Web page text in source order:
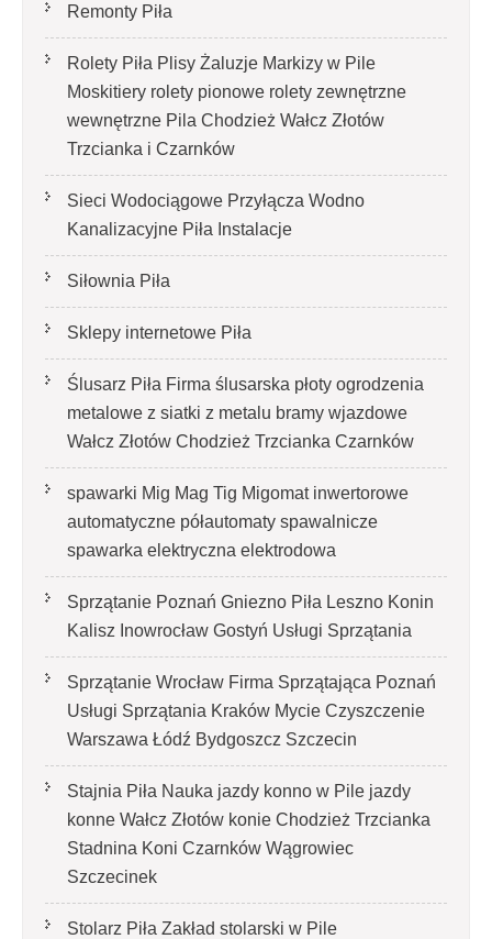
Remonty Piła
Rolety Piła Plisy Żaluzje Markizy w Pile
Moskitiery rolety pionowe rolety zewnętrzne
wewnętrzne Pila Chodzież Wałcz Złotów
Trzcianka i Czarnków
Sieci Wodociągowe Przyłącza Wodno
Kanalizacyjne Piła Instalacje
Siłownia Piła
Sklepy internetowe Piła
Ślusarz Piła Firma ślusarska płoty ogrodzenia
metalowe z siatki z metalu bramy wjazdowe
Wałcz Złotów Chodzież Trzcianka Czarnków
spawarki Mig Mag Tig Migomat inwertorowe
automatyczne półautomaty spawalnicze
spawarka elektryczna elektrodowa
Sprzątanie Poznań Gniezno Piła Leszno Konin
Kalisz Inowrocław Gostyń Usługi Sprzątania
Sprzątanie Wrocław Firma Sprzątająca Poznań
Usługi Sprzątania Kraków Mycie Czyszczenie
Warszawa Łódź Bydgoszcz Szczecin
Stajnia Piła Nauka jazdy konno w Pile jazdy
konne Wałcz Złotów konie Chodzież Trzcianka
Stadnina Koni Czarnków Wągrowiec
Szczecinek
Stolarz Piła Zakład stolarski w Pile